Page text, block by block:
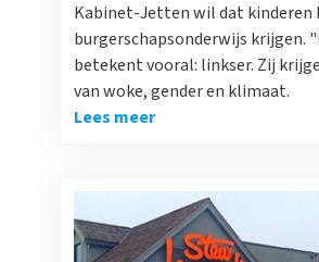
Kabinet-Jetten wil dat kinderen
burgerschapsonderwijs krijgen.
betekent vooral: linkser. Zij
van woke, gender en klimaat.
Lees meer